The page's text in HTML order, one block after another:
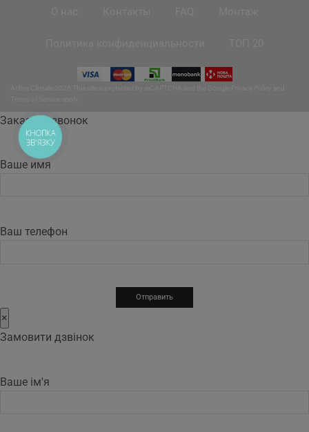
Заказать звонок
Ваше имя
Ваш телефон
×
Замовити дзвінок
Ваше ім'я
КНОПКА
ЗВ'ЯЗКУ